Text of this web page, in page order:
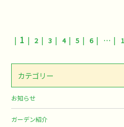
1 2 3 4 5 6 …
カテゴリー
お知らせ
ガーデン紹介